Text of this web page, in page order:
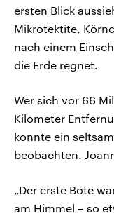
ersten Blick
Mikrotektite,
nach einem
die Erde regnet.
Wer sich vor 66
Kilometer
konnte ein
beobachten.
„Der erste Bote
am Himmel – so